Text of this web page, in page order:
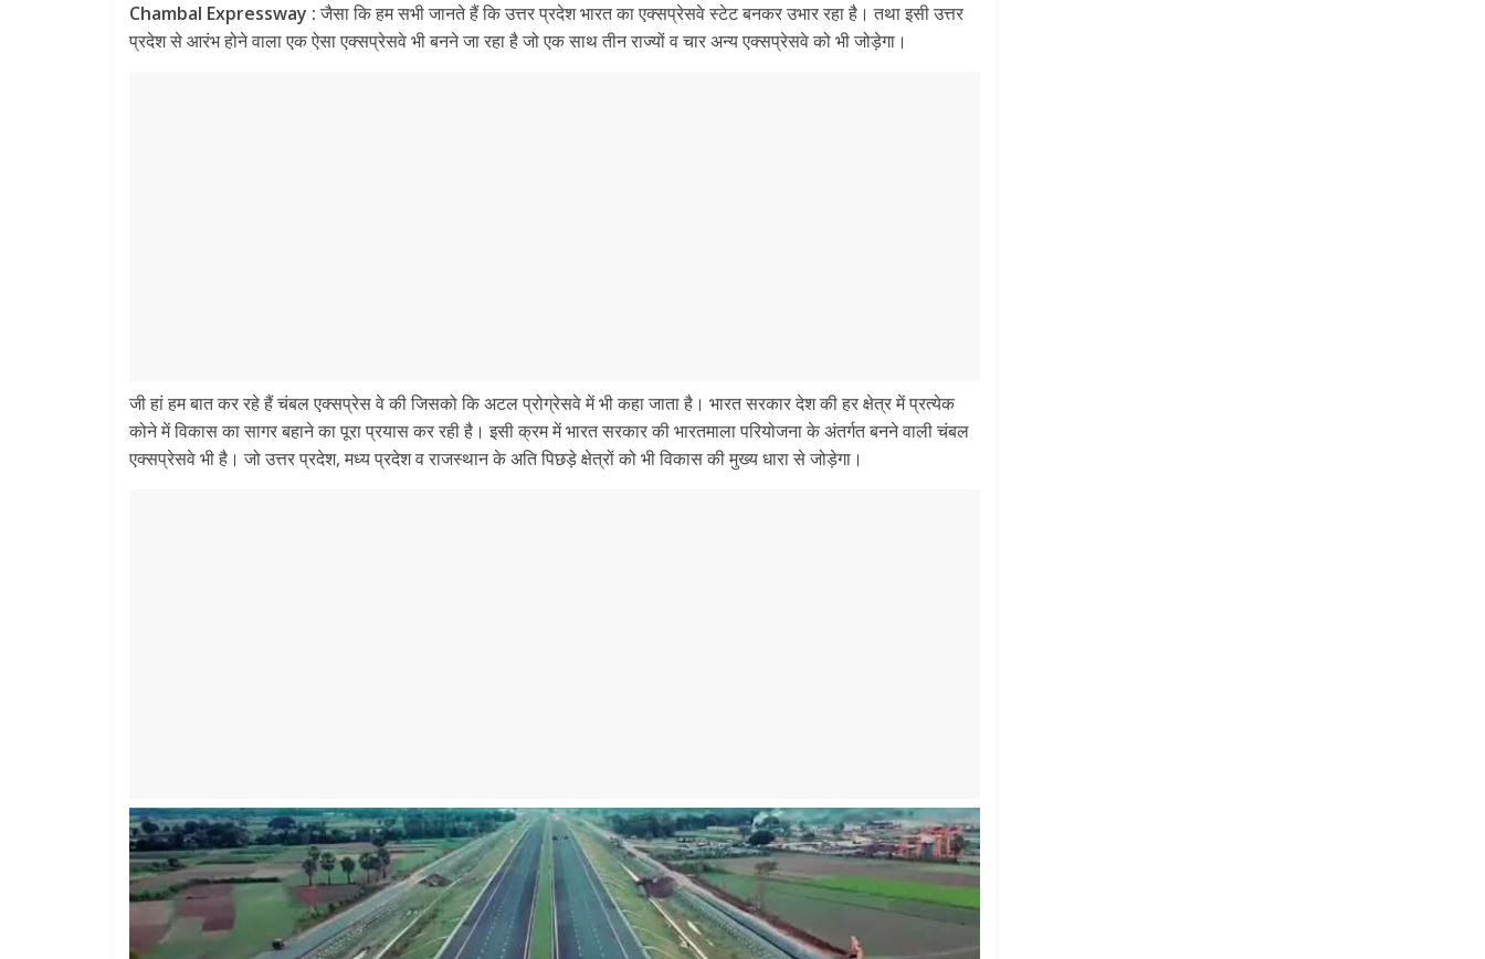
Chambal Expressway :जैसा कि हम सभी जानते हैं कि उत्तर प्रदेश भारत का एक्सप्रेसवे स्टेट बनकर उभार रहा है। तथा इसी उत्तर
प्रदेश से आरंभ होने वाला एक ऐसा एक्सप्रेसवे भी बनने जा रहा है जो एक साथ तीन राज्यों व चार अन्य एक्सप्रेसवे को भी जोड़ेगा।
जी हां हम बात कर रहे हैं चंबल एक्सप्रेस वे की जिसको कि अटल प्रोग्रेसवे में भी कहा जाता है। भारत सरकार देश की हर क्षेत्र में प्रत्येक
कोने में विकास का सागर बहाने का पूरा प्रयास कर रही है। इसी क्रम में भारत सरकार की भारतमाला परियोजना के अंतर्गत बनने वाली चंबल
एक्सप्रेसवे भी है। जो उत्तर प्रदेश, मध्य प्रदेश व राजस्थान के अति पिछड़े क्षेत्रों को भी विकास की मुख्य धारा से जोड़ेगा।